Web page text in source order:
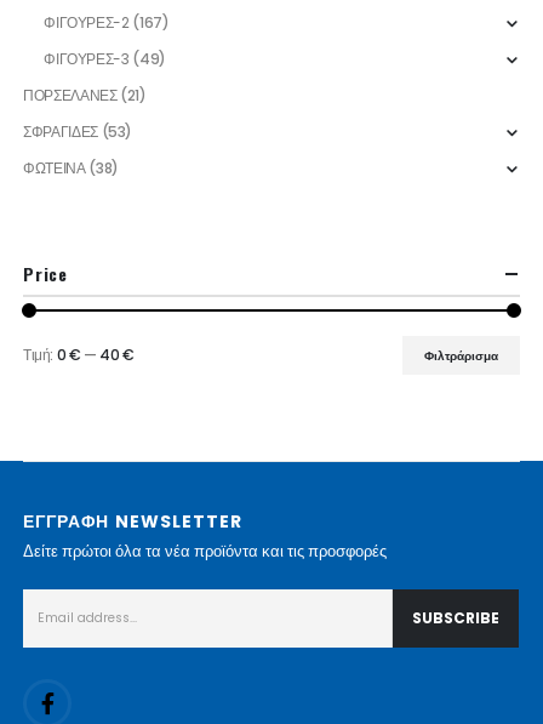
ΦΙΓΟΥΡΕΣ-2(167)
ΦΙΓΟΥΡΕΣ-3 (49)
ΠΟΡΣΕΛΑΝΕΣ (21)
ΣΦΡΑΓΙΔΕΣ (53)
ΦΩΤΕΙΝΑ(38)
Price
Ελάχιστη
Μέγιστη
Φιλτράρισμα
Τιμή: 0 € — 40 €
ΕΓΓΡΑΦΗ NEWSLETTER
Δείτε πρώτοι όλα τα νέα προϊόντα και τις προσφορές